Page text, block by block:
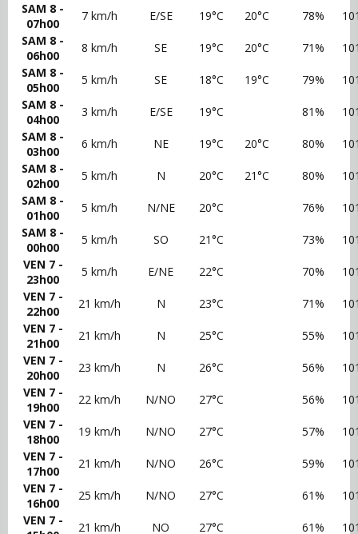
SAM 8 -
07h00
7 km/h E/SE 19°C 20°C 78%
SAM 8 -
06h00
8 km/h SE 19°C 20°C 71%
SAM 8 -
05h00
5 km/h SE 18°C 19°C 79%
SAM 8 -
04h00
3 km/h E/SE 19°C 81%
SAM 8 -
03h00
6 km/h NE 19°C 20°C 80%
SAM 8 -
02h00
5 km/h N 20°C 21°C 80%
SAM 8 -
01h00
5 km/h N/NE 20°C 76%
SAM 8 -
00h00
5 km/h SO 21°C 73%
VEN 7 -
23h00
5 km/h E/NE 22°C 70%
VEN 7 -
22h00
21 km/h N 23°C 71%
VEN 7 -
21h00
21 km/h N 25°C 55%
VEN 7 -
20h00
23 km/h N 26°C 56%
VEN 7 -
19h00
22 km/h N/NO 27°C 56%
VEN 7 -
18h00
19 km/h N/NO 27°C 57%
VEN 7 -
17h00
21 km/h N/NO 26°C 59%
VEN 7 -
16h00
25 km/h N/NO 27°C 61%
VEN 7 -
21 km/h NO 27°C 61%